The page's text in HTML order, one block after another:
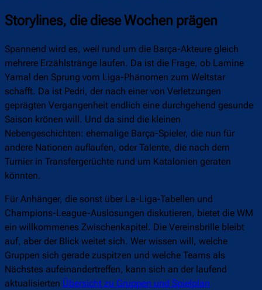
Storylines, die diese Wochen prägen
Spannend wird es, weil rund um die Barça-Akteure gleich
mehrere Erzählstränge laufen. Da ist die Frage, ob Lamine
Yamal den Sprung vom Liga-Phänomen zum Weltstar
schafft. Da ist Pedri, der nach einer von Verletzungen
geprägten Vergangenheit endlich eine durchgehend gesunde
Saison krönen will. Und da sind die kleinen
Nebengeschichten: ehemalige Barça-Spieler, die nun für
andere Nationen auflaufen, oder Talente, die nach dem
Turnier in Transfergerüchte rund um Katalonien geraten
könnten.
Für Anhänger, die sonst über La-Liga-Tabellen und
Champions-League-Auslosungen diskutieren, bietet die WM
ein willkommenes Zwischenkapitel. Die Vereinsbrille bleibt
auf, aber der Blick weitet sich. Wer wissen will, welche
Gruppen sich gerade zuspitzen und welche Teams als
Nächstes aufeinandertreffen, kann sich an der laufend
aktualisierten Übersicht zu Gruppen und Spielplan